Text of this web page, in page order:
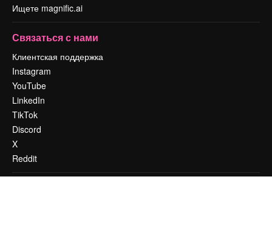
Ищете magnific.ai
Связаться с нами
Клиентская поддержка
Instagram
YouTube
LinkedIn
TikTok
Discord
X
Reddit